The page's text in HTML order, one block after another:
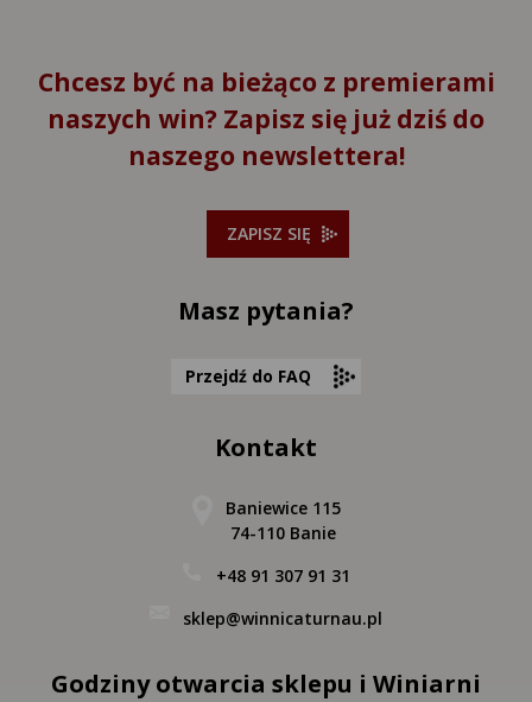
Chcesz być na bieżąco z premierami
naszych win? Zapisz się już dziś do
naszego newslettera!
ZAPISZ SIĘ
Masz pytania?
Przejdź do FAQ
Kontakt
Baniewice 115
74-110 Banie
+48 91 307 91 31
sklep@winnicaturnau.pl
Godziny otwarcia sklepu i Winiarni